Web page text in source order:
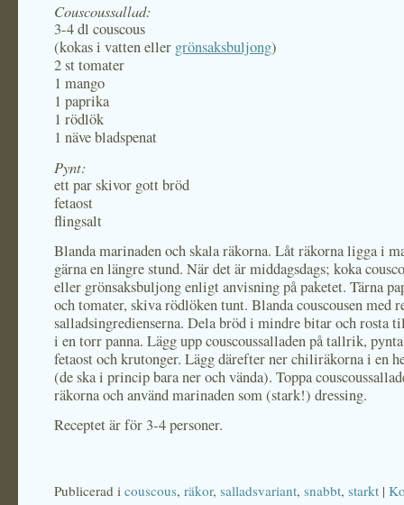
Couscoussallad:
3-4 dl couscous
(kokas i vatten eller grönsaksbuljong)
2 st tomater
1 mango
1 paprika
1 rödlök
1 näve bladspenat
Pynt:
ett par skivor gott bröd
fetaost
flingsalt
Blanda marinaden och skala räkorna. Låt räkorna ligga i
gärna en längre stund. När det är middagsdags; koka
eller grönsaksbuljong enligt anvisning på paketet. Tärna
och tomater, skiva rödlöken tunt. Blanda couscousen med
salladsingredienserna. Dela bröd i mindre bitar och rosta
i en torr panna. Lägg upp couscoussalladen på tallrik,
fetaost och krutonger. Lägg därefter ner chiliräkorna i en
(de ska i princip bara ner och vända). Toppa
räkorna och använd marinaden som (stark!) dressing.
Receptet är för 3-4 personer.
Publicerad i couscous, räkor, salladsvariant, snabbt, starkt |